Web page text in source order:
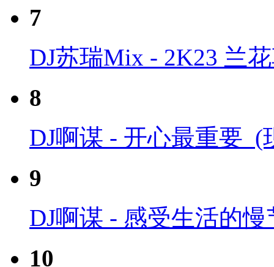
7
DJ苏瑞Mix - 2K23 兰
8
DJ啊谋 - 开心最重要_(
9
DJ啊谋 - 感受生活的
10